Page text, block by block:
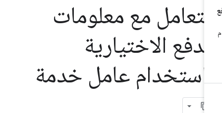
مع معلومات
الاختيارية
عامل خدمة